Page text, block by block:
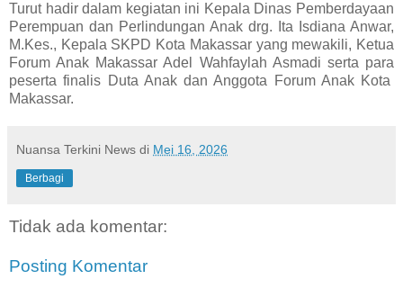
Turut hadir dalam kegiatan ini Kepala Dinas Pemberdayaan
Perempuan dan Perlindungan Anak drg. Ita Isdiana Anwar,
M.Kes., Kepala SKPD Kota Makassar yang mewakili, Ketua
Forum Anak Makassar Adel Wahfaylah Asmadi serta para
peserta finalis Duta Anak dan Anggota Forum Anak Kota
Makassar.
Nuansa Terkini News di Mei 16, 2026
Berbagi
Tidak ada komentar:
Posting Komentar